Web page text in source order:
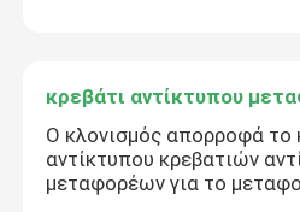
κρεβάτι αντίκτυπου
Ο κλονισμός απορροφά το
αντίκτυπου κρεβατιών
μεταφορέων για το